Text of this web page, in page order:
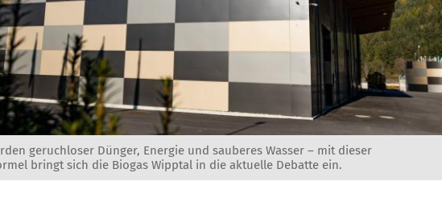
geruchloser Dünger, Energie und sauberes Wasser – mit dieser
bringt sich die Biogas Wipptal in die aktuelle Debatte ein.